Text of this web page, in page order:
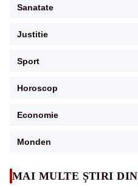
MAI MULTE ȘTIRI DIN
Sanatate
Justitie
Sport
Horoscop
Economie
Monden